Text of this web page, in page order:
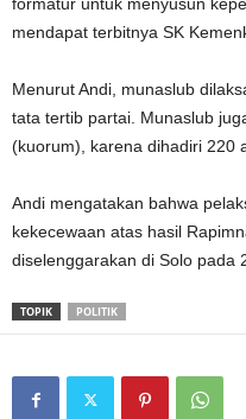
mendapat terbitnya SK
Menurut Andi, munaslub
tata tertib partai. Munaslub
(kuorum), karena dihadiri 220
Andi mengatakan bahwa
kekecewaan atas hasil
diselenggarakan di Solo pada
TOPIK POLITIK